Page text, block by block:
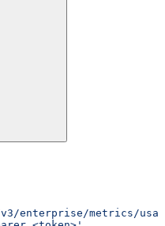
enterprise/metrics/